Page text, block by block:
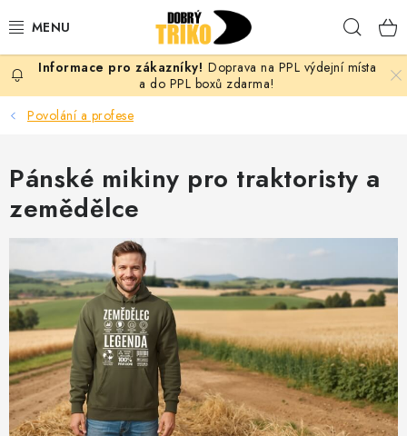
na
PRO ŽENY
PRO MUŽE
PRO DĚTI
DOPLŇKY
PRO PÁRY
VLASTNÍ MOTIV
TRIČKA
MIKINY
Doprava na PPL výdejní místa
a do PPL boxů zdarma!
Povolání a profese
Pánské mikiny pro traktoristy a
zemědělce